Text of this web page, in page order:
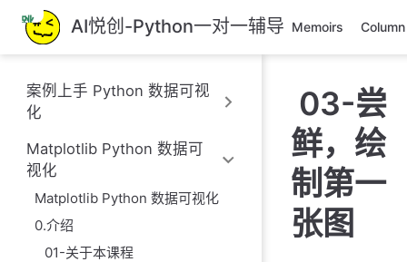
跳
至
主
要
內
容
AI悦创-Python一对一辅导 Memoirs Column
案例上手 Python 数据可视
化
Matplotlib Python 数据可
视化
Matplotlib Python 数据可视化
0.介绍
01-关于本课程
03-尝
鲜，绘
制第一
张图